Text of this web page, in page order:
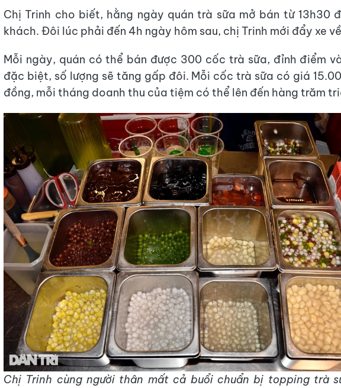
Chị Trinh cho biết, hằng ngày quán trà sữa mở bán từ 13h30
khách. Đôi lúc phải đến 4h ngày hôm sau, chị Trinh mới đẩy xe
Mỗi ngày, quán có thể bán được 300 cốc trà sữa, đỉnh điểm
đặc biệt, số lượng sẽ tăng gấp đôi. Mỗi cốc trà sữa có giá
đồng, mỗi tháng doanh thu của tiệm có thể lên đến hàng trăm
Chị Trinh cùng người thân mất cả buổi chuẩn bị topping trà